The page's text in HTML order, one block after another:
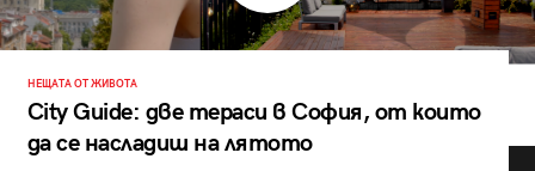
НЕЩАТА ОТ ЖИВОТА
City Guide: две тераси в София, от които
да се насладиш на лятото